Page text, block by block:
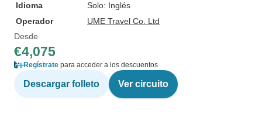
Idioma
Solo: Inglés
Operador
UME Travel Co. Ltd
Desde
€4,075
Regístrate para acceder a los descuentos
Descargar folleto Ver circuito